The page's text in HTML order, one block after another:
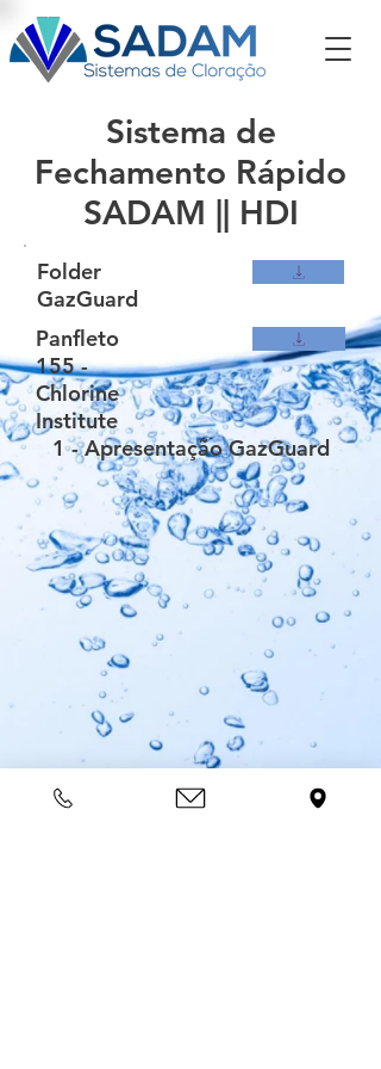
Sistema de
Fechamento Rápido
SADAM || HDI
Folder
GazGuard
Panfleto
155 -
Chlorine
Institute
1 - Apresentação GazGuard